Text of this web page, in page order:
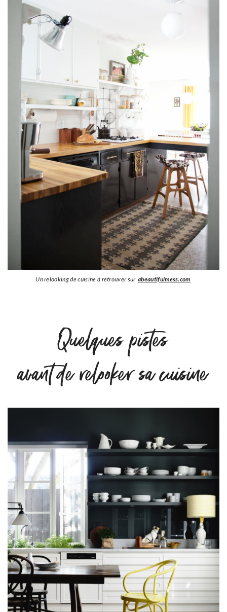
Un relooking de cuisine à retrouver sur abeautifulmess.com
Quelques pistes
avant de relooker sa cuisine